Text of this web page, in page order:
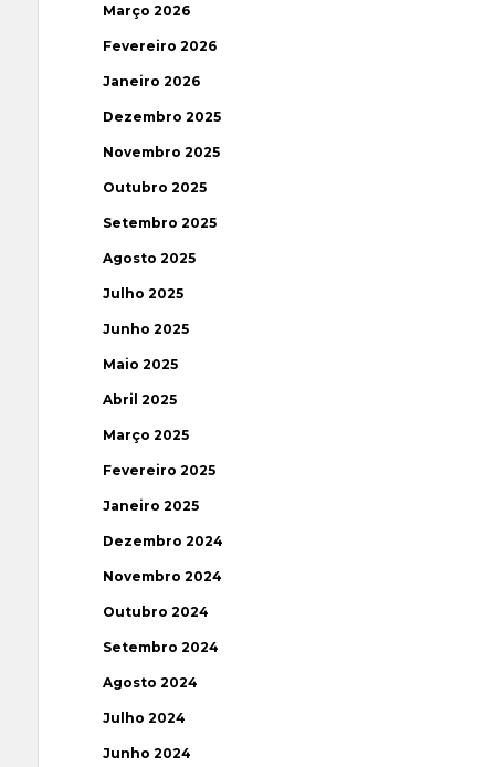
Março 2026
Fevereiro 2026
Janeiro 2026
Dezembro 2025
Novembro 2025
Outubro 2025
Setembro 2025
Agosto 2025
Julho 2025
Junho 2025
Maio 2025
Abril 2025
Março 2025
Fevereiro 2025
Janeiro 2025
Dezembro 2024
Novembro 2024
Outubro 2024
Setembro 2024
Agosto 2024
Julho 2024
Junho 2024